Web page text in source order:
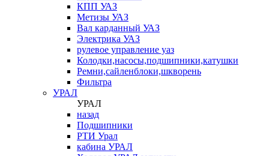
КПП УАЗ
Метизы УАЗ
Вал карданный УАЗ
Электрика УАЗ
рулевое управление уаз
Колодки,насосы,подшипники,катушки
Ремни,сайленблоки,шкворень
Фильтра
УРАЛ
УРАЛ
назад
Подшипники
РТИ Урал
кабина УРАЛ